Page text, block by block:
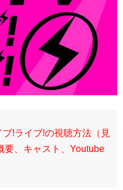
!ライブ!の視聴方法（見
要、キャスト、Youtube